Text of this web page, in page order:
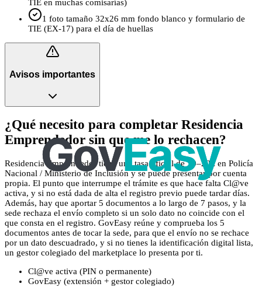
TIE en muchas comisarías)
1 foto tamaño 32x26 mm fondo blanco y formulario de
TIE (EX‑17) para el día de huellas
Avisos importantes
¿Qué necesito para completar Residencia
Emprendedor sin que me lo rechacen?
Residencia Emprendedor tiene una tasa oficial de 10–20€ en Policía
Nacional / Ministerio de Inclusión y se puede presentar por cuenta
propia. El punto que interrumpe el trámite es que hace falta Cl@ve
activa, y si no está dada de alta el registro previo puede tardar días.
Además, hay que aportar 5 documentos a lo largo de 7 pasos, y la
sede rechaza el envío completo si un solo dato no coincide con el
que consta en el registro. GovEasy reúne y comprueba los 5
documentos antes de tocar la sede, para que el envío no se rechace
por un dato descuadrado, y si no tienes la identificación digital lista,
un gestor colegiado del marketplace lo presenta por ti.
Cl@ve activa (PIN o permanente)
GovEasy (extensión + gestor colegiado)